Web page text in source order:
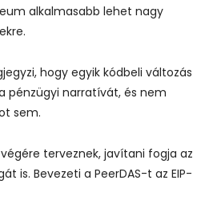
alkalmasabb lehet nagy
hogy egyik kódbeli változás
pénzügyi narratívát, és nem
sem.
terveznek, javítani fogja az
is. Bevezeti a PeerDAS-t az EIP-